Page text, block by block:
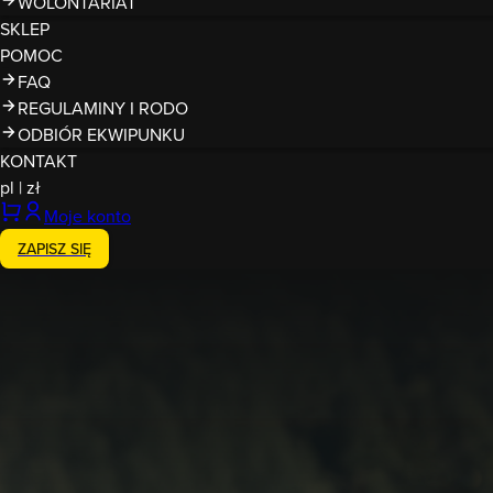
SKLEP
POMOC
FAQ
REGULAMINY I RODO
ODBIÓR EKWIPUNKU
KONTAKT
pl |zł
Moje konto
ZAPISZ SIĘ